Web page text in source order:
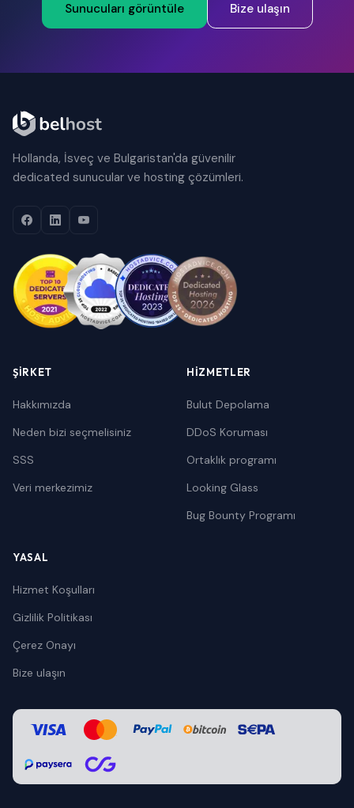
Sunucuları görüntüle Bize ulaşın
Hollanda, İsveç ve Bulgaristan'da güvenilir
dedicated sunucular ve hosting çözümleri.
ŞIRKET
Hakkımızda
Neden bizi seçmelisiniz
SSS
Veri merkezimiz
HIZMETLER
Bulut Depolama
DDoS Koruması
Ortaklık programı
Looking Glass
Bug Bounty Programı
YASAL
Hizmet Koşulları
Gizlilik Politikası
Çerez Onayı
Bize ulaşın